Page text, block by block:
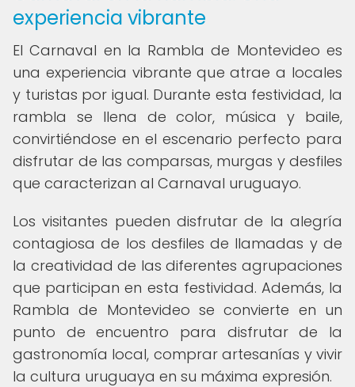
experiencia vibrante
El Carnaval en la Rambla de Montevideo es
una experiencia vibrante que atrae a locales
y turistas por igual. Durante esta festividad, la
rambla se llena de color, música y baile,
convirtiéndose en el escenario perfecto para
disfrutar de las comparsas, murgas y desfiles
que caracterizan al Carnaval uruguayo.
Los visitantes pueden disfrutar de la alegría
contagiosa de los desfiles de llamadas y de
la creatividad de las diferentes agrupaciones
que participan en esta festividad. Además, la
Rambla de Montevideo se convierte en un
punto de encuentro para disfrutar de la
gastronomía local, comprar artesanías y vivir
la cultura uruguaya en su máxima expresión.